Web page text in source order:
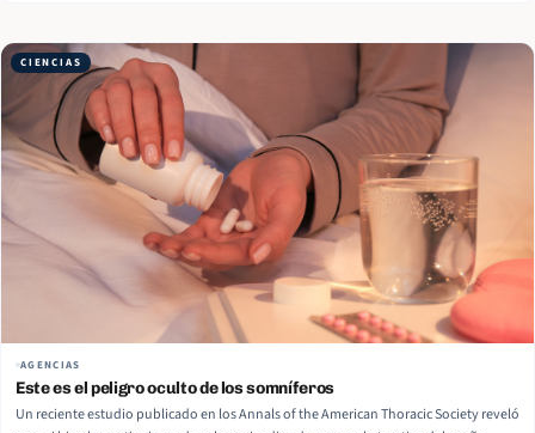
CIENCIAS
AGENCIAS
Este es el peligro oculto de los somníferos
Un reciente estudio publicado en los Annals of the American Thoracic Society reveló